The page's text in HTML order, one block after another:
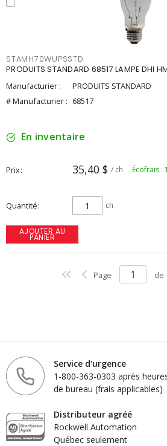
STAMH70WUPSSTD
PRODUITS STANDARD 68517 LAMPE DHI
Manufacturier :
PRODUITS STANDARD
# Manufacturier : 68517
En inventaire
Prix 35,40 $ / ch Écofrais :
Quantité ch
AJOUTER AU
PANIER
Page de
Service d'urgence
1-800-363-0303 après
de bureau (frais applicables)
Distributeur agréé
Rockwell Automation
Québec seulement